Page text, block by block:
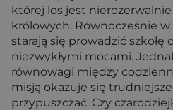
której los jest
królowych. Równocześnie w
starają się prowadzić
niezwykłymi mocami.
równowagi między
misją okazuje się
przypuszczać. Czy